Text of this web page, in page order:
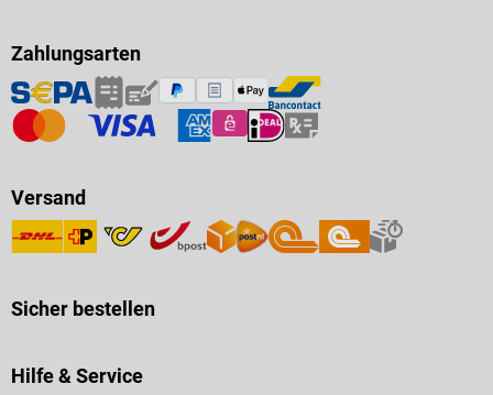
Zahlungsarten
Versand
Sicher bestellen
Hilfe & Service